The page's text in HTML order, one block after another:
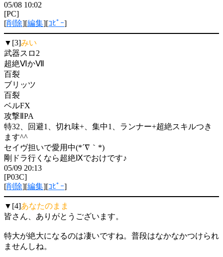
05/08 10:02
[PC]
[削除][編集][ｺﾋﾟｰ]
▼[3]みい
武器スロ2
超絶ⅥかⅦ
百裂
ブリッツ
百裂
ベルFX
攻撃ⅡPA
特32、回避1、切れ味+、集中1、ランナー+超絶スキルつき
ます^^
セイヴ担いで愛用中(*´∇｀*)
剛ドラ行くなら超絶Ⅸでおけです♪
05/09 20:13
[P03C]
[削除][編集][ｺﾋﾟｰ]
▼[4]あなたのまま
皆さん、ありがとうございます。
特大が絶大になるのは凄いですね。普段はなかなかつけられ
ませんしね。